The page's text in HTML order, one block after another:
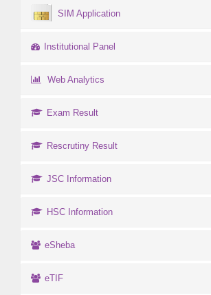
SIM Application
Institutional Panel
Web Analytics
Exam Result
Rescrutiny Result
JSC Information
HSC Information
eSheba
eTIF